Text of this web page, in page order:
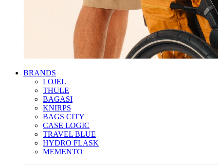
BRANDS
LOJEL
THULE
BAGASI
KNIRPS
BAGS CITY
CASE LOGIC
TRAVEL BLUE
HYDRO FLASK
MEMENTO